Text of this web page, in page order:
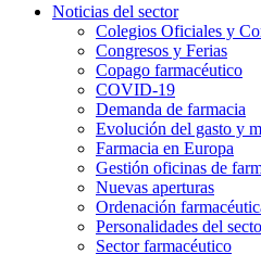
Noticias del sector
Colegios Oficiales y
Congresos y Ferias
Copago farmacéutico
COVID-19
Demanda de farmacia
Evolución del gasto y
Farmacia en Europa
Gestión oficinas de
Nuevas aperturas
Ordenación
Personalidades del
Sector farmacéutico